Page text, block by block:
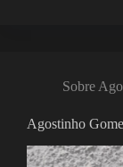
Sobre
Agostinho